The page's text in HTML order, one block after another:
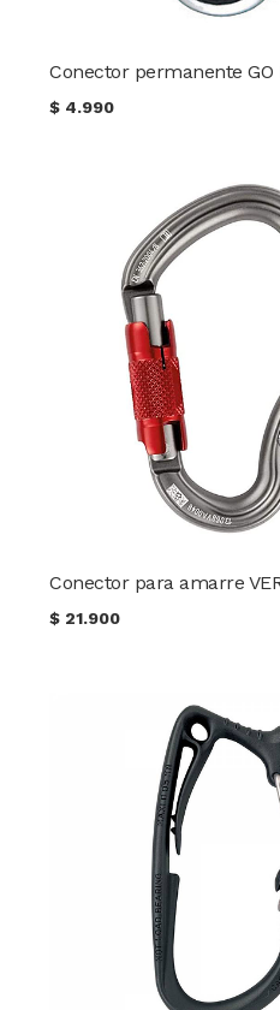
Conector permanente GO
$ 4.990
$ 21.900